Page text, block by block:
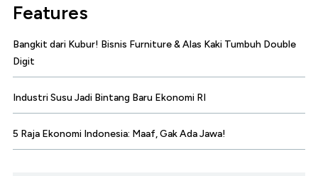
Features
Bangkit dari Kubur! Bisnis Furniture & Alas Kaki Tumbuh Double
Digit
Industri Susu Jadi Bintang Baru Ekonomi RI
5 Raja Ekonomi Indonesia: Maaf, Gak Ada Jawa!